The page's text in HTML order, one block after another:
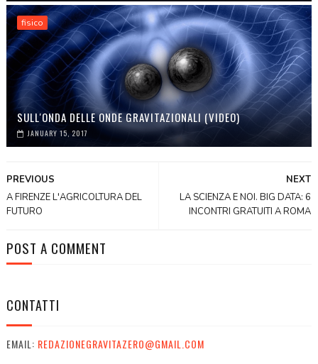
fisico
SULL'ONDA DELLE ONDE GRAVITAZIONALI (VIDEO)
JANUARY 15, 2017
NEXT
LA SCIENZA E NOI. BIG DATA: 6
INCONTRI GRATUITI A ROMA
PREVIOUS
A FIRENZE L'AGRICOLTURA DEL
FUTURO
POST A COMMENT
CONTATTI
EMAIL: REDAZIONEGRAVITAZERO@GMAIL.COM